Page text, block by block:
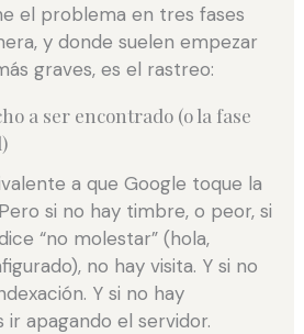
el problema en tres fases
y donde suelen empezar
graves, es el rastreo:
a ser encontrado (o la fase
a que Google toque la
si no hay timbre, o peor, si
“no molestar” (hola,
no hay visita. Y si no
Y si no hay
ir apagando el servidor.